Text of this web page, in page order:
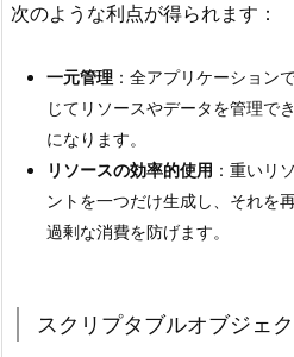
リ
タ
ブ
ル
オ
ブ
ジ
ト
次のような利点が得られます：
一元管理 ：全アプリケーション
じてリソースやデータを管理で
になります。
リソースの効率的使用 ：重いリ
ントを一つだけ生成し、それを
過剰な消費を防げます。
スクリプタブルオブジェ